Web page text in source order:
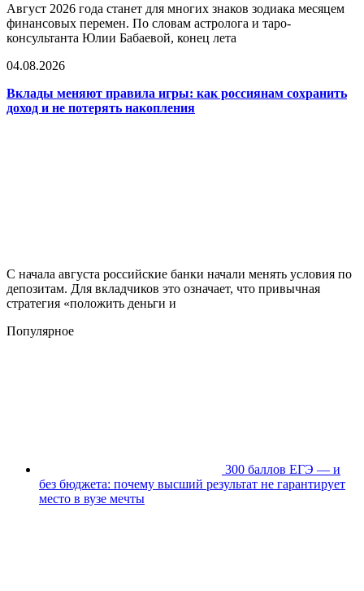
Август 2026 года станет для многих знаков зодиака месяцем
финансовых перемен. По словам астролога и таро-
консультанта Юлии Бабаевой, конец лета
04.08.2026
Вклады меняют правила игры: как россиянам сохранить
доход и не потерять накопления
С начала августа российские банки начали менять условия по
депозитам. Для вкладчиков это означает, что привычная
стратегия «положить деньги и
Популярное
300 баллов ЕГЭ — и
без бюджета: почему высший результат не гарантирует
место в вузе мечты